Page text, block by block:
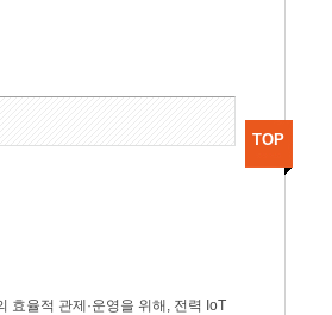
효율적 관제·운영을 위해, 전력 IoT
TOP